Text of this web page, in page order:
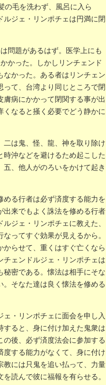
の毛を洗わず、風呂に入ら
ジェ・リンポチェは円満に閉
問題があるはず。医学上にも
かった。しかしリンチェンド
かった。ある者はリンチェン
って、台湾より同じところで閉
病にかかって閉関する事が出
なると掻く必要でどう静かに
は鬼、怪、龍、神を取り除け
沖などを避けるため起こした
、他人がのろいをかけて起き
る行者は必ず済度する能力を
来でもよく誅法を修める行者
ジェ・リンポチェに教えた、
ってすぐ効果が見えるから。
らせて、重くはすぐ亡くなら
ェンドルジェ・リンポチェは
密である。懐法は相手にそな
そなた達は良く懐法を修める
・リンポチェに面会を申し入
ると、身に付け加えた鬼衆は
後、必ず済度法会に参加する
する能力がなくて、身に付け
教には只鬼を追い払って、力量
読んで彼に福報を有らせる。